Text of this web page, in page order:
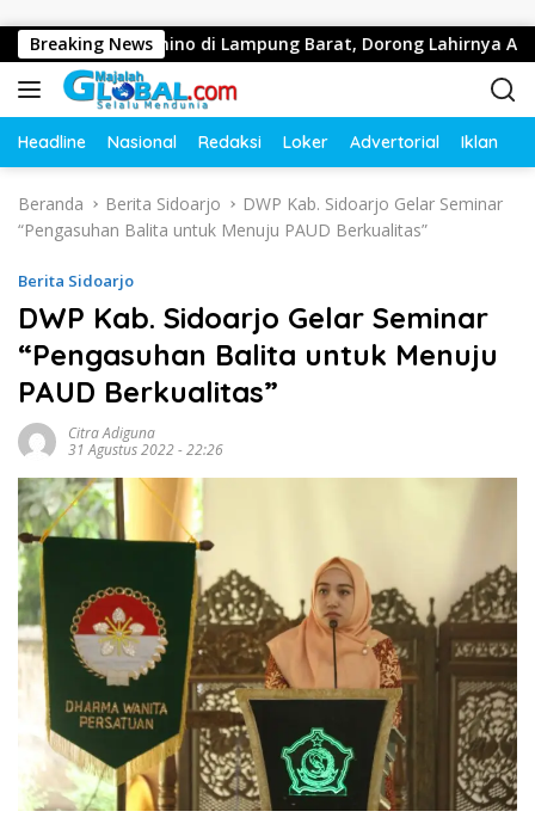
Breaking News
Domino di Lampung Barat, Dorong Lahirnya Atlet
Headline Nasional Redaksi Loker Advertorial Iklan
Beranda Berita Sidoarjo
DWP Kab. Sidoarjo Gelar Seminar
“Pengasuhan Balita untuk Menuju PAUD Berkualitas”
Berita Sidoarjo
DWP Kab. Sidoarjo Gelar Seminar
“Pengasuhan Balita untuk Menuju
PAUD Berkualitas”
Citra Adiguna
31 Agustus 2022 - 22:26